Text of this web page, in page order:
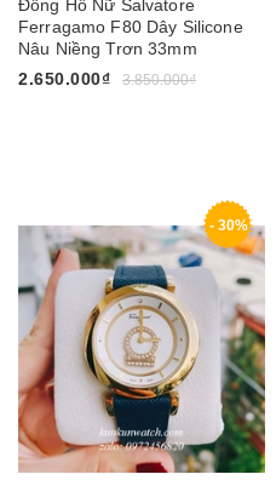
Đồng Hồ Nữ Salvatore
Ferragamo F80 Dây Silicone
Nâu Niềng Trơn 33mm
2.650.000₫
3.850.000₫
- 30%